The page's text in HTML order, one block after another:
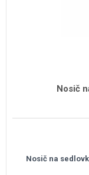
Nosič
Nosič na